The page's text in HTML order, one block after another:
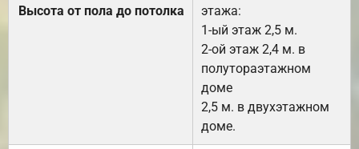
Высота от пола до потолка
этажа:
1-ый этаж 2,5 м.
2-ой этаж 2,4 м. в
полутораэтажном
доме
2,5 м. в двухэтажном
доме.